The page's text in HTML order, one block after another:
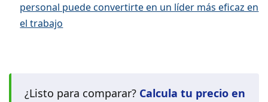
personal puede convertirte en un líder más eficaz en
el trabajo
¿Listo para comparar? Calcula tu precio en